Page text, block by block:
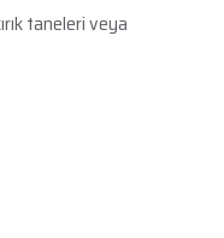
taneleri veya